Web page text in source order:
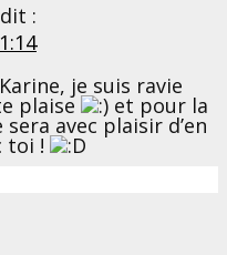
dit :
je suis ravie
plaise et pour la
avec plaisir d’en
toi !